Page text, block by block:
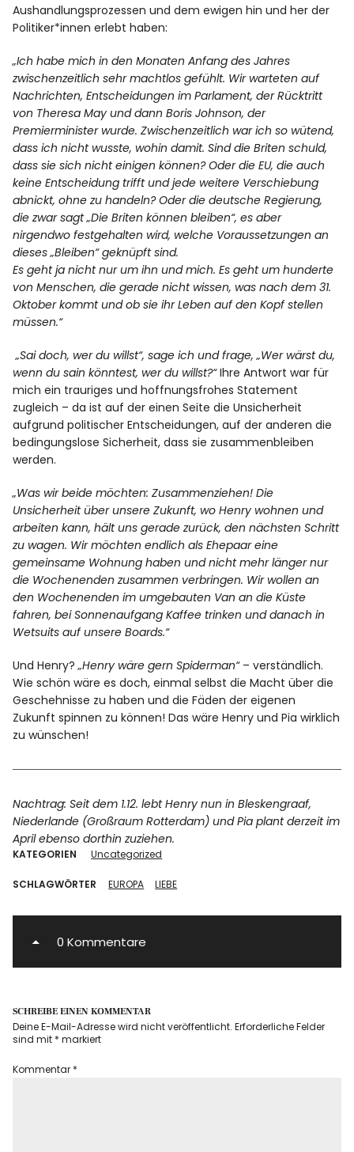
Aushandlungsprozessen und dem ewigen hin und her der
Politiker*innen erlebt haben:
„Ich habe mich in den Monaten Anfang des Jahres
zwischenzeitlich sehr machtlos gefühlt. Wir warteten auf
Nachrichten, Entscheidungen im Parlament, der Rücktritt
von Theresa May und dann Boris Johnson, der
Premierminister wurde. Zwischenzeitlich war ich so wütend,
dass ich nicht wusste, wohin damit. Sind die Briten schuld,
dass sie sich nicht einigen können? Oder die EU, die auch
keine Entscheidung trifft und jede weitere Verschiebung
abnickt, ohne zu handeln? Oder die deutsche Regierung,
die zwar sagt „Die Briten können bleiben“, es aber
nirgendwo festgehalten wird, welche Voraussetzungen an
dieses „Bleiben“ geknüpft sind.
Es geht ja nicht nur um ihn und mich. Es geht um hunderte
von Menschen, die gerade nicht wissen, was nach dem 31.
Oktober kommt und ob sie ihr Leben auf den Kopf stellen
müssen.“
„Sai doch, wer du willst“, sage ich und frage, „Wer wärst du,
wenn du sain könntest, wer du willst?“Ihre Antwort war für
mich ein trauriges und hoffnungsfrohes Statement
zugleich – da ist auf der einen Seite die Unsicherheit
aufgrund politischer Entscheidungen, auf der anderen die
bedingungslose Sicherheit, dass sie zusammenbleiben
werden.
„Was wir beide möchten: Zusammenziehen! Die
Unsicherheit über unsere Zukunft, wo Henry wohnen und
arbeiten kann, hält uns gerade zurück, den nächsten Schritt
zu wagen. Wir möchten endlich als Ehepaar eine
gemeinsame Wohnung haben und nicht mehr länger nur
die Wochenenden zusammen verbringen. Wir wollen an
den Wochenenden im umgebauten Van an die Küste
fahren, bei Sonnenaufgang Kaffee trinken und danach in
Wetsuits auf unsere Boards.“
Und Henry?„Henry wäre gern Spiderman“– verständlich.
Wie schön wäre es doch, einmal selbst die Macht über die
Geschehnisse zu haben und die Fäden der eigenen
Zukunft spinnen zu können! Das wäre Henry und Pia wirklich
zu wünschen!
Nachtrag: Seit dem 1.12. lebt Henry nun in Bleskengraaf,
Niederlande (Großraum Rotterdam) und Pia plant derzeit im
April ebenso dorthin zuziehen.
KATEGORIEN Uncategorized
SCHLAGWÖRTER EUROPA LIEBE
0 Kommentare
SCHREIBE EINEN KOMMENTAR
Deine E-Mail-Adresse wird nicht veröffentlicht. Erforderliche Felder
sind mit * markiert
Kommentar *